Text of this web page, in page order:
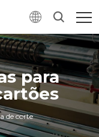
para
de corte0